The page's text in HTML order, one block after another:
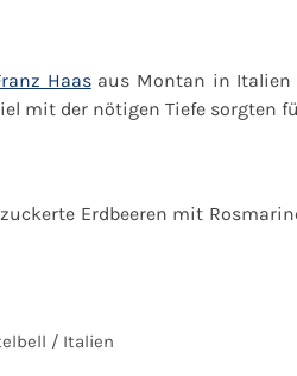
Haasaus Montan in Italien
mit der nötigen Tiefe sorgten
Erdbeeren mit
/ Italien